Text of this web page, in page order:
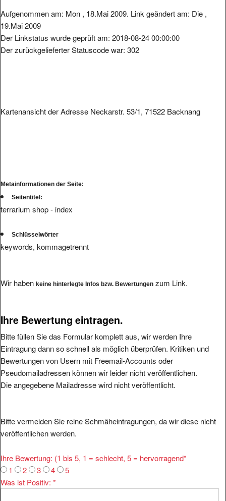
Aufgenommen am: Mon , 18.Mai 2009. Link geändert am: Die ,
19.Mai 2009
Der Linkstatus wurde geprüft am: 2018-08-24 00:00:00
Der zurückgelieferter Statuscode war: 302
Kartenansicht der Adresse Neckarstr. 53/1, 71522 Backnang
Metainformationen der Seite:
Seitentitel:
terrarium shop - index
Schlüsselwörter
keywords, kommagetrennt
Wir haben keine hinterlegte Infos bzw. Bewertungen zum Link.
Ihre Bewertung eintragen.
Bitte füllen Sie das Formular komplett aus, wir werden Ihre
Eintragung dann so schnell als möglich überprüfen. Kritiken und
Bewertungen von Usern mit Freemail-Accounts oder
Pseudomailadressen können wir leider nicht veröffentlichen.
Die angegebene Mailadresse wird nicht veröffentlicht.
Bitte vermeiden Sie reine Schmäheintragungen, da wir diese nicht
veröffentlichen werden.
Ihre Bewertung: (1 bis 5, 1 = schlecht, 5 = hervorragend*
1
2 3 4
5
Was ist Positiv: *